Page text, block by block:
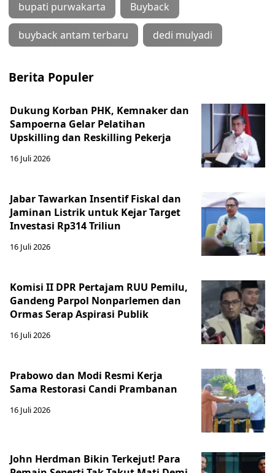
bupati purwakarta Buyback
buyback antam terbaru dedi mulyadi
Berita Populer
Dukung Korban PHK, Kemnaker dan
Sampoerna Gelar Pelatihan
Upskilling dan Reskilling Pekerja
16 Juli 2026
Jabar Tawarkan Insentif Fiskal dan
Jaminan Listrik untuk Kejar Target
Investasi Rp314 Triliun
16 Juli 2026
Komisi II DPR Pertajam RUU Pemilu,
Gandeng Parpol Nonparlemen dan
Ormas Serap Aspirasi Publik
16 Juli 2026
Prabowo dan Modi Resmi Kerja
Sama Restorasi Candi Prambanan
16 Juli 2026
John Herdman Bikin Terkejut! Para